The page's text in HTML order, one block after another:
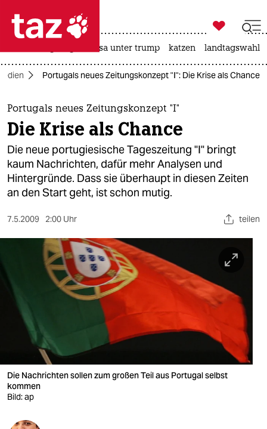
 taz zahl ich
taz zahl ich
themen
politik
öko
gesellschaft
kultur
sport
nord
wahrheit
verlag
verlag
veranstaltungen
shop

taz zahl ich
usa unter trump katzen landtagswahl
Portugals neues Zeitungskonzept "I": Die Krise als Chance
Portugals neues Zeitungskonzept "I"
Die Krise als Chance
Die neue portugiesische Tageszeitung "I" bringt
kaum Nachrichten, dafür mehr Analysen und
Hintergründe. Dass sie überhaupt in diesen Zeiten
an den Start geht, ist schon mutig.
7.5.2009 2:00 Uhr teilen
Die Nachrichten sollen zum großen Teil aus Portugal selbst
kommen
Bild: ap